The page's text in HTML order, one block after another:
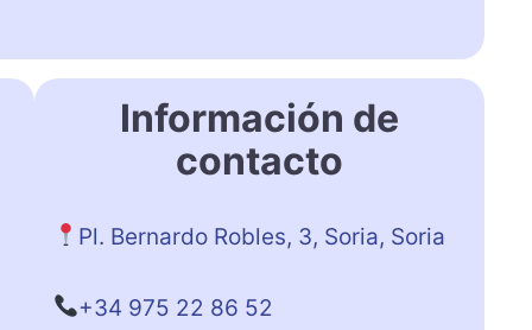
Información de
contacto
Pl. Bernardo Robles, 3, Soria, Soria
+34 975 22 86 52